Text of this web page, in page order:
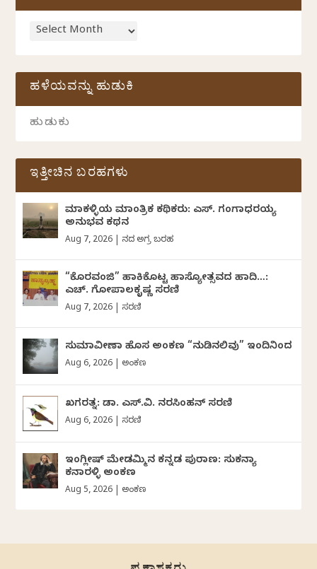
ಹಳೆಯವನ್ನು ಹುಡುಕಿ
ಇತ್ತೀಚಿನ ಬರಹಗಳು
ಮಾಕಳ್ಳಿಯ ಮಾಂತ್ರಿಕ ಕಥಿಕರು: ಎಸ್. ಗಂಗಾಧರಯ್ಯ
ಅನುಭವ ಕಥನ
Aug 7, 2026 ದಿನದ ಅಗ್ರ ಬರಹ
“ಕೊರವಂಜಿ” ಹಾಕಿಕೊಟ್ಟ ಹಾಸ್ಯೋತ್ಸವದ ಹಾದಿ…:
ಎಚ್. ಗೋಪಾಲಕೃಷ್ಣ ಸರಣಿ
Aug 7, 2026 ಸರಣಿ
ಸುಮಾವೀಣಾ ಹೊಸ ಅಂಕಣ “ನುಡಿನಲಿವು” ಇಂದಿನಿಂದ
Aug 6, 2026 ಅಂಕಣ
ಖಗರತ್ನ: ಡಾ. ಎಸ್.ವಿ. ನರಸಿಂಹನ್‌‌ ಸರಣಿ
Aug 6, 2026 ಸರಣಿ
ಇಂಗ್ಲೀಷ್ ಮೇಡಮ್ಮಿನ ಕನ್ನಡ ಪುರಾಣ: ಸುಕನ್ಯಾ
ಕನಾರಳ್ಳಿ ಅಂಕಣ
Aug 5, 2026 ಅಂಕಣ